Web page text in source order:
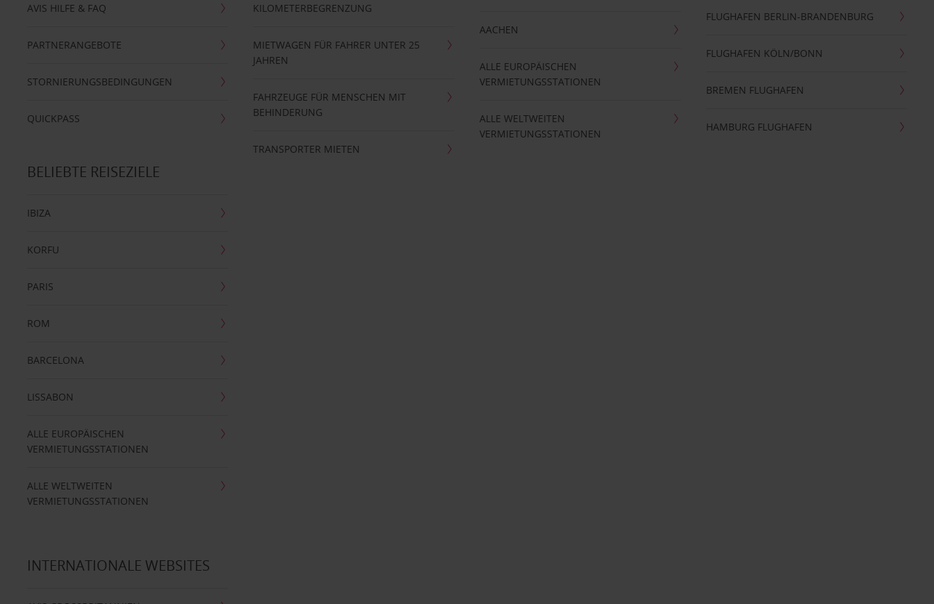
AVIS HILFE & FAQ
PARTNERANGEBOTE
STORNIERUNGSBEDINGUNGEN
QUICKPASS
KILOMETERBEGRENZUNG
MIETWAGEN FÜR FAHRER UNTER 25
JAHREN
FAHRZEUGE FÜR MENSCHEN MIT
BEHINDERUNG
TRANSPORTER MIETEN
AACHEN
ALLE EUROPÄISCHEN
VERMIETUNGSSTATIONEN
ALLE WELTWEITEN
VERMIETUNGSSTATIONEN
FLUGHAFEN BERLIN-BRANDENBURG
FLUGHAFEN KÖLN/BONN
BREMEN FLUGHAFEN
HAMBURG FLUGHAFEN
BELIEBTE REISEZIELE
IBIZA
KORFU
PARIS
ROM
BARCELONA
LISSABON
ALLE EUROPÄISCHEN
VERMIETUNGSSTATIONEN
ALLE WELTWEITEN
VERMIETUNGSSTATIONEN
INTERNATIONALE WEBSITES